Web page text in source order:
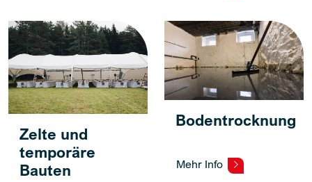
Zelte und
temporäre
Bauten
Bodentrocknung
Mehr Info